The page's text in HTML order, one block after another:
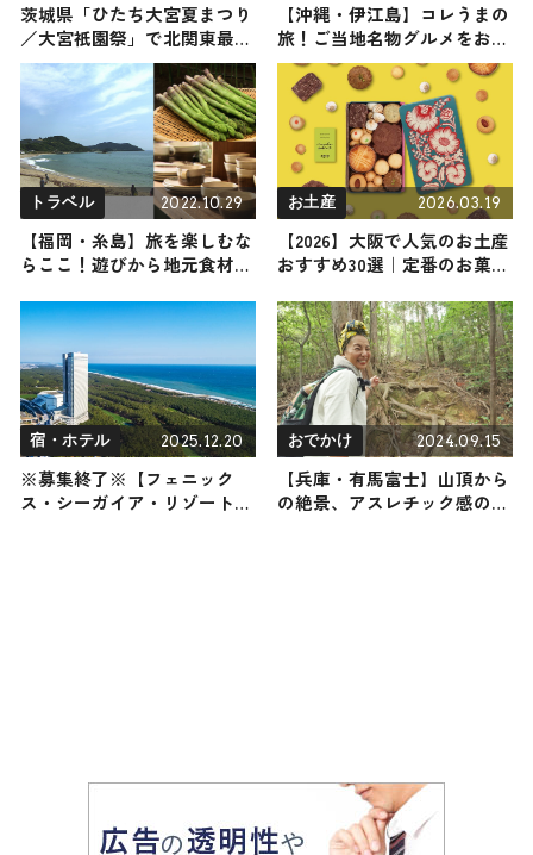
茨城県「ひたち大宮夏まつり
／大宮祇園祭」で北関東最大
級500機のドローンショー開
催
【沖縄・伊江島】コレうまの
旅！ご当地名物グルメをお届
け
トラベル 2022.10.29
【福岡・糸島】旅を楽しむな
らここ！遊びから地元食材を
お土産 2026.03.19
【2026】大阪で人気のお土産
おすすめ30選｜定番のお菓子
まき用・女性向けまで幅広く
紹介
宿・ホテル 2025.12.20
※募集終了※【フェニック
ス・シーガイア・リゾート】
おでかけ 2024.09.15
【兵庫・有馬富士】山頂から
の絶景、アスレチック感のあ